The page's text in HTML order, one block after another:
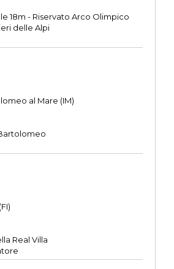
18m - Riservato Arco Olimpico
delle Alpi
al Mare (IM)
Real Villa